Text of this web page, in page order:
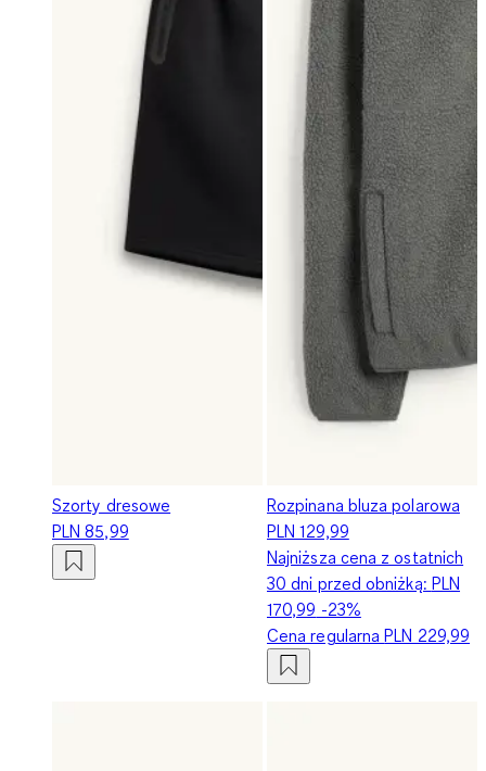
Szorty dresowe
PLN 85,99
Rozpinana bluza polarowa
PLN 129,99
Najniższa cena z ostatnich
30 dni przed obniżką: PLN
170,99 -23%
Cena regularnaPLN 229,99